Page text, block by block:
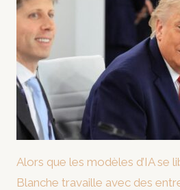
Alors que les modèles d’IA se
Blanche travaille avec des